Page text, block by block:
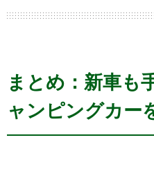
まとめ：新車も
ャンピングカー